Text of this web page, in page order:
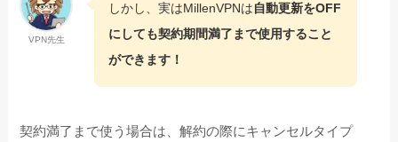
VPN先生
しかし、実はMillenVPNは自動更新をOFF
にしても契約期間満了まで使用すること
ができます！
契約満了まで使う場合は、解約の際にキャンセルタイプ